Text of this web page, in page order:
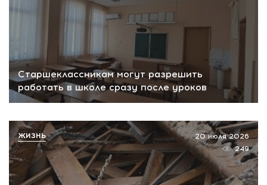
Старшеклассникам могут разрешить
работать в школе сразу после уроков
20 июля 2026
249
ЖИЗНЬ